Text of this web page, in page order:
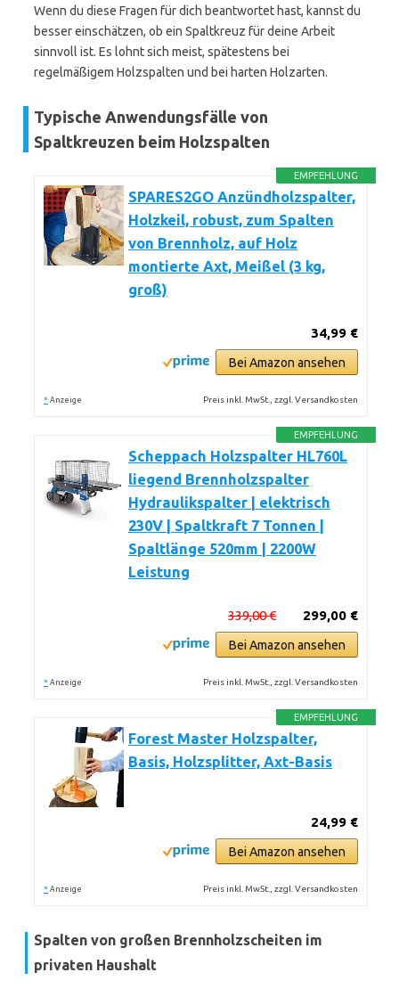
Wenn du diese Fragen für dich beantwortet hast, kannst du
besser einschätzen, ob ein Spaltkreuz für deine Arbeit
sinnvoll ist. Es lohnt sich meist, spätestens bei
regelmäßigem Holzspalten und bei harten Holzarten.
Typische Anwendungsfälle von
Spaltkreuzen beim Holzspalten
EMPFEHLUNG
SPARES2GO Anzündholzspalter,
Holzkeil, robust, zum Spalten
von Brennholz, auf Holz
montierte Axt, Meißel (3 kg,
groß)
34,99 €
Bei Amazon ansehen
* Anzeige Preis inkl. MwSt., zzgl. Versandkosten
EMPFEHLUNG
Scheppach Holzspalter HL760L
liegend Brennholzspalter
Hydraulikspalter | elektrisch
230V | Spaltkraft 7 Tonnen |
Spaltlänge 520mm | 2200W
Leistung
299,00 €
339,00 €
Bei Amazon ansehen
* Anzeige Preis inkl. MwSt., zzgl. Versandkosten
EMPFEHLUNG
Forest Master Holzspalter,
Basis, Holzsplitter, Axt-Basis
24,99 €
Bei Amazon ansehen
* Anzeige Preis inkl. MwSt., zzgl. Versandkosten
Spalten von großen Brennholzscheiten im
privaten Haushalt